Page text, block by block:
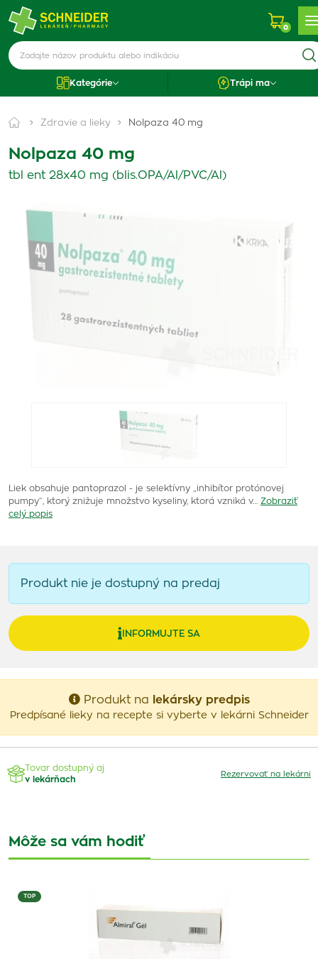
0
Kategórie Trápi ma
Zdravie a lieky Nolpaza 40 mg
Nolpaza 40 mg
tbl ent 28x40 mg (blis.OPA/Al/PVC/Al)
Liek obsahuje pantoprazol - je selektívny „inhibítor protónovej
pumpy“, ktorý znižuje množstvo kyseliny, ktorá vzniká v…
Zobraziť
celý popis
Produkt nie je dostupný na predaj
INFORMUJTE SA
Produkt na lekársky predpis
Predpísané lieky na recepte si vyberte v lekárni Schneider
Tovar dostupný aj
v lekárňach
Rezervovať na lekárni
Môže sa vám hodiť
TOP